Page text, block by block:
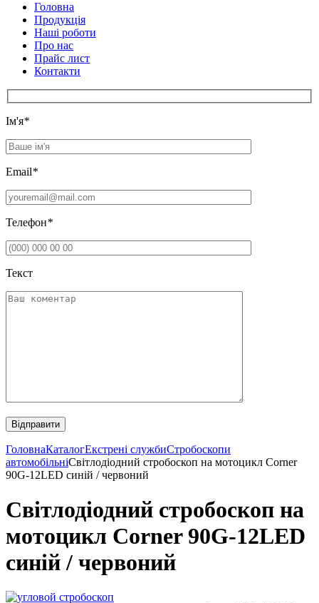
Головна
Продукцiя
Нашi роботи
Про нас
Прайс лист
Контакти
Iм'я*
Email*
Телефон*
Текст
ГоловнаКаталогЕкстрені службиСтробоскопи
автомобільніСвітлодіодний стробоскоп на мотоцикл Corner
90G-12LED синій / червоний
Світлодіодний стробоскоп на
мотоцикл Corner 90G-12LED
синій / червоний